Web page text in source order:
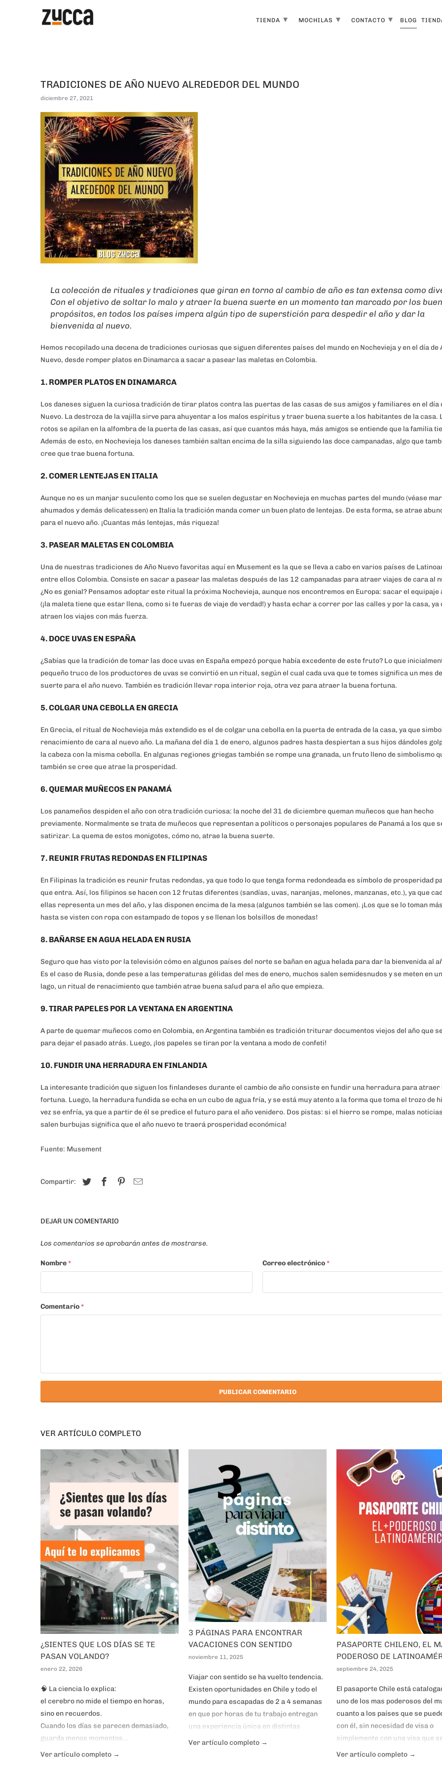
TIENDA ▾ MOCHILAS ▾ CONTACTO ▾ BLOG
TRADICIONES DE AÑO NUEVO ALREDEDOR DEL MUNDO
diciembre 27, 2021
La colección de rituales y tradiciones que giran en torno al cambio de año es tan extensa como
Con el objetivo de soltar lo malo y atraer la buena suerte en un momento tan marcado por los
propósitos, en todos los países impera algún tipo de superstición para despedir el año y dar la
bienvenida al nuevo.
Hemos recopilado una decena de tradiciones curiosas que siguen diferentes países del mundo en Nochevieja y en el día de
Nuevo, desde romper platos en Dinamarca a sacar a pasear las maletas en Colombia.
1. ROMPER PLATOS EN DINAMARCA
Los daneses siguen la curiosa tradición de tirar platos contra las puertas de las casas de sus amigos y familiares en el día
Nuevo. La destroza de la vajilla sirve para ahuyentar a los malos espíritus y traer buena suerte a los habitantes de la casa.
rotos se apilan en la alfombra de la puerta de las casas, así que cuantos más haya, más amigos se entiende que la familia
Además de esto, en Nochevieja los daneses también saltan encima de la silla siguiendo las doce campanadas, algo que
cree que trae buena fortuna.
2. COMER LENTEJAS EN ITALIA
Aunque no es un manjar suculento como los que se suelen degustar en Nochevieja en muchas partes del mundo (véase
ahumados y demás delicatessen) en Italia la tradición manda comer un buen plato de lentejas. De esta forma, se atrae
para el nuevo año. ¡Cuantas más lentejas, más riqueza!
3. PASEAR MALETAS EN COLOMBIA
Una de nuestras tradiciones de Año Nuevo favoritas aquí en Musement es la que se lleva a cabo en varios países de
entre ellos Colombia. Consiste en sacar a pasear las maletas después de las 12 campanadas para atraer viajes de cara al
¿No es genial? Pensamos adoptar este ritual la próxima Nochevieja, aunque nos encontremos en Europa: sacar el equipaje
(¡la maleta tiene que estar llena, como si te fueras de viaje de verdad!) y hasta echar a correr por las calles y por la casa, ya
atraen los viajes con más fuerza.
4. DOCE UVAS EN ESPAÑA
¿Sabías que la tradición de tomar las doce uvas en España empezó porque había excedente de este fruto? Lo que
pequeño truco de los productores de uvas se convirtió en un ritual, según el cual cada uva que te tomes significa un mes
suerte para el año nuevo. También es tradición llevar ropa interior roja, otra vez para atraer la buena fortuna.
5. COLGAR UNA CEBOLLA EN GRECIA
En Grecia, el ritual de Nochevieja más extendido es el de colgar una cebolla en la puerta de entrada de la casa, ya que
renacimiento de cara al nuevo año. La mañana del día 1 de enero, algunos padres hasta despiertan a sus hijos dándoles
la cabeza con la misma cebolla. En algunas regiones griegas también se rompe una granada, un fruto lleno de simbolismo
también se cree que atrae la prosperidad.
6. QUEMAR MUÑECOS EN PANAMÁ
Los panameños despiden el año con otra tradición curiosa: la noche del 31 de diciembre queman muñecos que han hecho
previamente. Normalmente se trata de muñecos que representan a políticos o personajes populares de Panamá a los que
satirizar. La quema de estos monigotes, cómo no, atrae la buena suerte.
7. REUNIR FRUTAS REDONDAS EN FILIPINAS
En Filipinas la tradición es reunir frutas redondas, ya que todo lo que tenga forma redondeada es símbolo de prosperidad
que entra. Así, los filipinos se hacen con 12 frutas diferentes (sandías, uvas, naranjas, melones, manzanas, etc.), ya que
ellas representa un mes del año, y las disponen encima de la mesa (algunos también se las comen). ¡Los que se lo toman
hasta se visten con ropa con estampado de topos y se llenan los bolsillos de monedas!
8. BAÑARSE EN AGUA HELADA EN RUSIA
Seguro que has visto por la televisión cómo en algunos países del norte se bañan en agua helada para dar la bienvenida al
Es el caso de Rusia, donde pese a las temperaturas gélidas del mes de enero, muchos salen semidesnudos y se meten en
lago, un ritual de renacimiento que también atrae buena salud para el año que empieza.
9. TIRAR PAPELES POR LA VENTANA EN ARGENTINA
A parte de quemar muñecos como en Colombia, en Argentina también es tradición triturar documentos viejos del año que
para dejar el pasado atrás. Luego, ¡los papeles se tiran por la ventana a modo de confeti!
10. FUNDIR UNA HERRADURA EN FINLANDIA
La interesante tradición que siguen los finlandeses durante el cambio de año consiste en fundir una herradura para atraer
fortuna. Luego, la herradura fundida se echa en un cubo de agua fría, y se está muy atento a la forma que toma el trozo de
vez se enfría, ya que a partir de él se predice el futuro para el año venidero. Dos pistas: si el hierro se rompe, malas
salen burbujas significa que el año nuevo te traerá prosperidad económica!
Fuente: Musement
Compartir:
DEJAR UN COMENTARIO
Los comentarios se aprobarán antes de mostrarse.
Nombre * Correo electrónico *
Comentario *
VER ARTÍCULO COMPLETO
¿SIENTES QUE LOS DÍAS SE TE
PASAN VOLANDO?
enero 22, 2026
🧠 La ciencia lo explica:
el cerebro no mide el tiempo en horas,
sino en recuerdos.
Cuando los días se parecen demasiado,
guarda menos momentos…
y al mirar atrás, sentimos que todo pasó
Ver artículo completo →
3 PÁGINAS PARA ENCONTRAR
VACACIONES CON SENTIDO
noviembre 11, 2025
Viajar con sentido se ha vuelto tendencia.
Existen oportunidades en Chile y todo el
mundo para escapadas de 2 a 4 semanas
en que por horas de tu trabajo entregan
una experiencia única en distintas
labores, a cambio de alojamiento y en la
Ver artículo completo →
PASAPORTE CHILENO, EL
PODEROSO DE
septiembre 24, 2025
El pasaporte Chile está
uno de los mas poderosos del
cuanto a los países que se
con él, sin necesidad de visa o
simplemente con una visa que
la llegada al país de destino. Hay
Ver artículo completo →
¡Quiero mi descuento!